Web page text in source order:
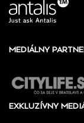
MEDIÁLNY
EXKLUZÍVNY